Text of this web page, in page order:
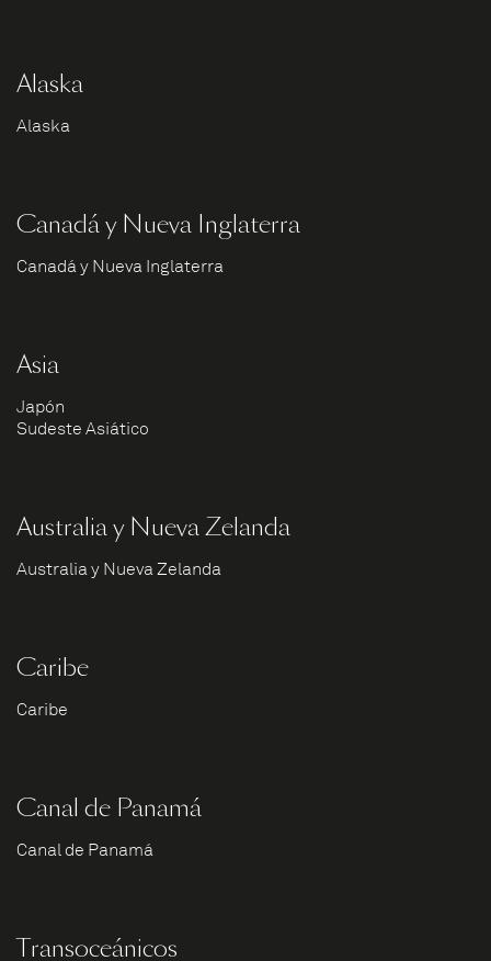
Alaska
Alaska
Canadá y Nueva Inglaterra
Canadá y Nueva Inglaterra
Asia
Japón
Sudeste Asiático
Australia y Nueva Zelanda
Australia y Nueva Zelanda
Caribe
Caribe
Canal de Panamá
Canal de Panamá
Transoceánicos